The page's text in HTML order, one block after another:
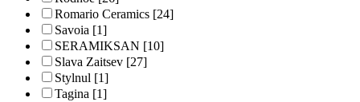
Romario Ceramics [24]
Savoia [1]
SERAMIKSAN [10]
Slava Zaitsev [27]
Stylnul [1]
Tagina [1]